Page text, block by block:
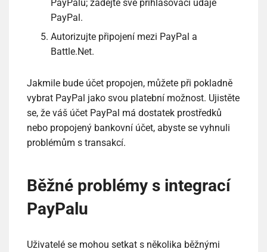
PayPalu; zadejte své přihlašovací údaje
PayPal.
Autorizujte připojení mezi PayPal a
Battle.Net.
Jakmile bude účet propojen, můžete při pokladně
vybrat PayPal jako svou platební možnost. Ujistěte
se, že váš účet PayPal má dostatek prostředků
nebo propojený bankovní účet, abyste se vyhnuli
problémům s transakcí.
Běžné problémy s integrací
PayPalu
Uživatelé se mohou setkat s několika běžnými